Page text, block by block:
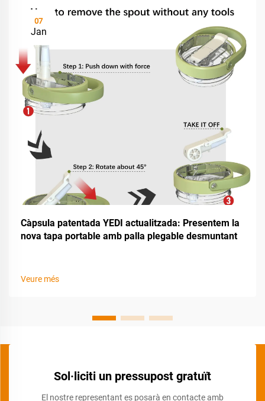
07
Jan
Càpsula patentada YEDI actualitzada: Presentem la
nova tapa portable amb palla plegable desmuntant
Veure més
Sol·liciti un pressupost gratuït
El nostre representant es posarà en contacte amb